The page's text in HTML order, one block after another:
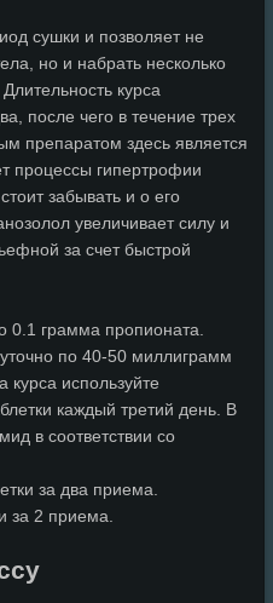
сушки и позволяет не
но и набрать несколько
курса
после чего в течение трех
препаратом здесь является
процессы гипертрофии
забывать и о его
увеличивает силу и
за счет быстрой
0.1 грамма пропионата.
по 40-50 миллиграмм
курса используйте
каждый третий день. В
в соответствии со
за два приема.
за 2 приема.